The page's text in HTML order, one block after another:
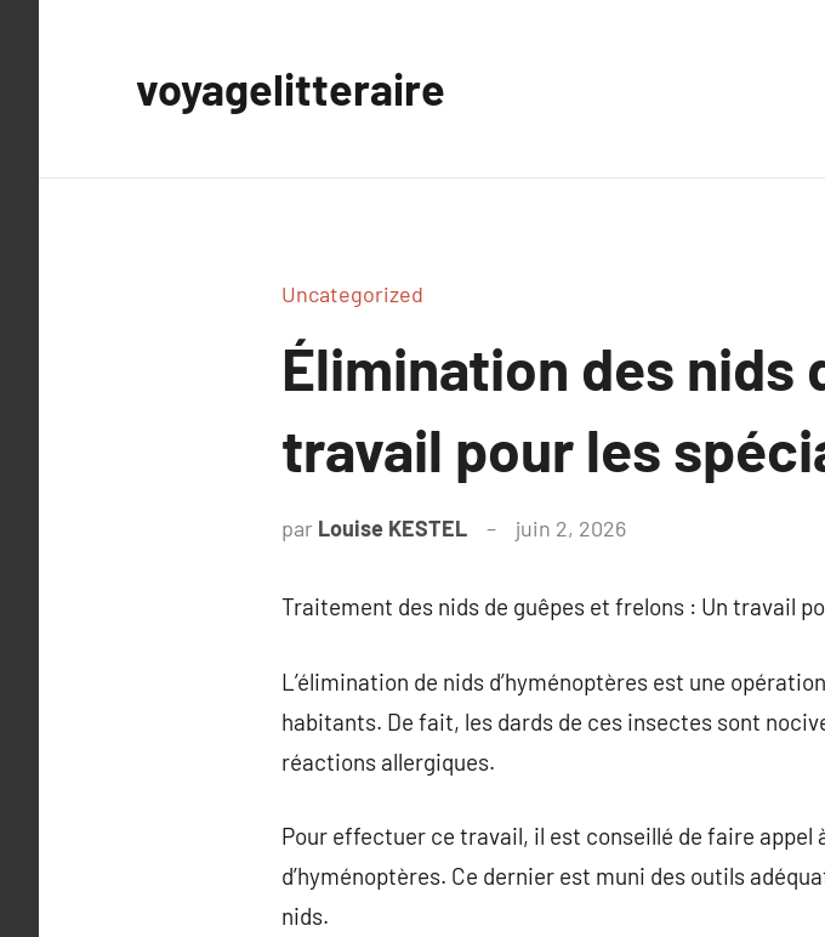
voyagelitteraire
Uncategorized
Élimination des nids
travail pour les
par Louise KESTEL juin 2, 2026
Traitement des nids de guêpes et frelons : Un travail
L’élimination de nids d’hyménoptères est une
habitants. De fait, les dards de ces insectes sont
réactions allergiques.
Pour effectuer ce travail, il est conseillé de faire
d’hyménoptères. Ce dernier est muni des outils
nids.